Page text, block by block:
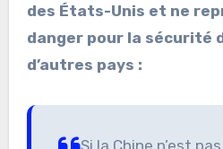
des États-Unis et ne
danger pour la sécurité
d’autres pays :
Si la Chine n’est